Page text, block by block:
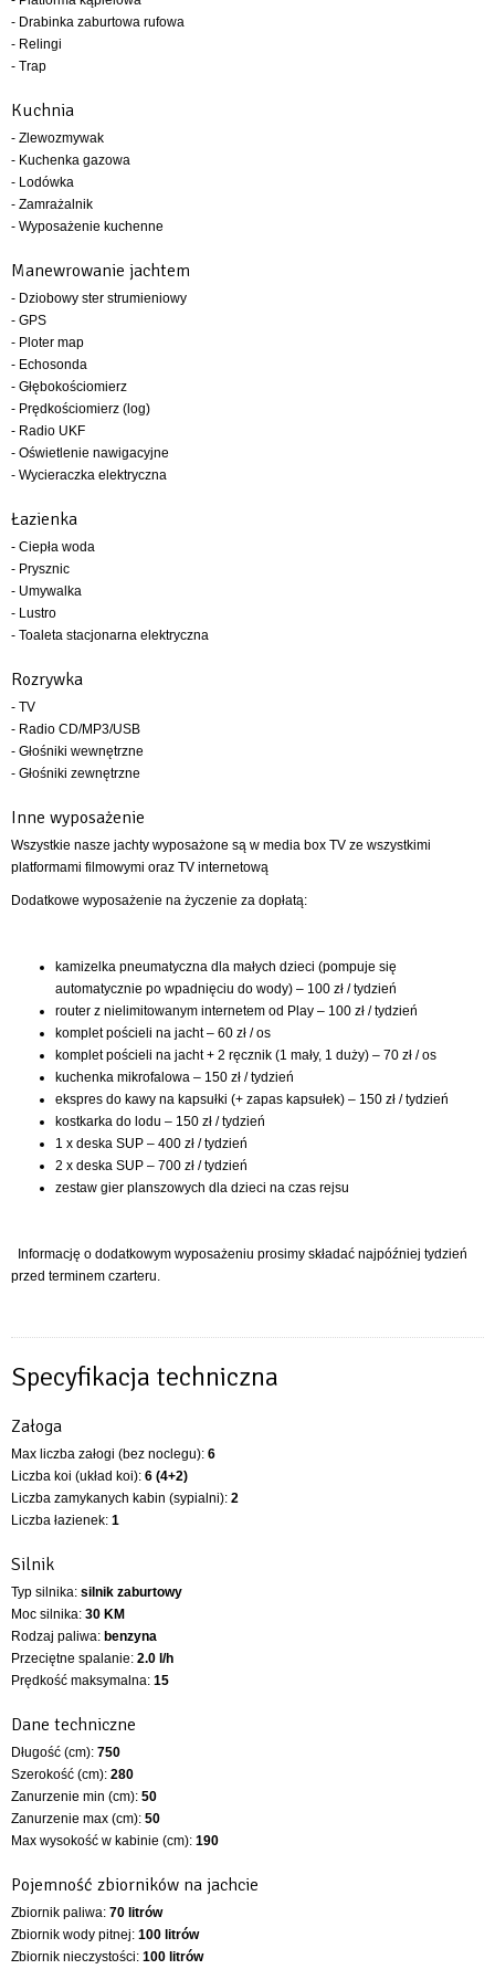
- Drabinka zaburtowa rufowa
- Relingi
- Trap
Kuchnia
- Zlewozmywak
- Kuchenka gazowa
- Lodówka
- Zamrażalnik
- Wyposażenie kuchenne
Manewrowanie jachtem
- Dziobowy ster strumieniowy
- GPS
- Ploter map
- Echosonda
- Głębokościomierz
- Prędkościomierz (log)
- Radio UKF
- Oświetlenie nawigacyjne
- Wycieraczka elektryczna
Łazienka
- Ciepła woda
- Prysznic
- Umywalka
- Lustro
- Toaleta stacjonarna elektryczna
Rozrywka
- TV
- Radio CD/MP3/USB
- Głośniki wewnętrzne
- Głośniki zewnętrzne
Inne wyposażenie
Wszystkie nasze jachty wyposażone są w media box TV ze wszystkimi
platformami filmowymi oraz TV internetową
Dodatkowe wyposażenie na życzenie za dopłatą:
kamizelka pneumatyczna dla małych dzieci (pompuje się
automatycznie po wpadnięciu do wody) – 100 zł / tydzień
router z nielimitowanym internetem od Play – 100 zł / tydzień
komplet pościeli na jacht – 60 zł / os
komplet pościeli na jacht + 2 ręcznik (1 mały, 1 duży) – 70 zł / os
kuchenka mikrofalowa – 150 zł / tydzień
ekspres do kawy na kapsułki (+ zapas kapsułek) – 150 zł / tydzień
kostkarka do lodu – 150 zł / tydzień
1 x deska SUP – 400 zł / tydzień
2 x deska SUP – 700 zł / tydzień
zestaw gier planszowych dla dzieci na czas rejsu
Informację o dodatkowym wyposażeniu prosimy składać najpóźniej tydzień
przed terminem czarteru.
Specyfikacja techniczna
Załoga
Max liczba załogi (bez noclegu): 6
Liczba koi (układ koi): 6 (4+2)
Liczba zamykanych kabin (sypialni): 2
Liczba łazienek: 1
Silnik
Typ silnika: silnik zaburtowy
Moc silnika: 30 KM
Rodzaj paliwa: benzyna
Przeciętne spalanie: 2.0 l/h
Prędkość maksymalna: 15
Dane techniczne
Długość (cm): 750
Szerokość (cm): 280
Zanurzenie min (cm): 50
Zanurzenie max (cm): 50
Max wysokość w kabinie (cm): 190
Pojemność zbiorników na jachcie
Zbiornik paliwa: 70 litrów
Zbiornik wody pitnej: 100 litrów
Zbiornik nieczystości: 100 litrów